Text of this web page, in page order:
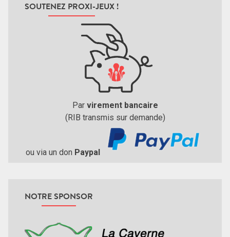
SOUTENEZ PROXI-JEUX !
Par virement bancaire
(RIB transmis sur demande)
ou via un don Paypal
NOTRE SPONSOR